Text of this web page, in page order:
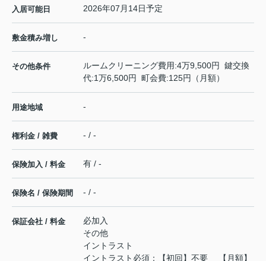
入居可能日 2026年07月14日予定
敷金積み増し -
その他条件
ルームクリーニング費用:4万9,500円 鍵交換
代:1万6,500円 町会費:125円（月額）
用途地域 -
権利金 / 雑費 - / -
保険加入 / 料金 有 / -
保険名 / 保険期間 - / -
保証会社 / 料金
必加入
その他
イントラスト
イントラスト必須：【初回】不要 【月額】